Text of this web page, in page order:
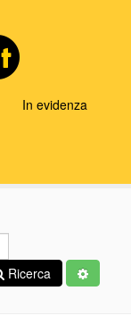
In evidenza
Ricerca